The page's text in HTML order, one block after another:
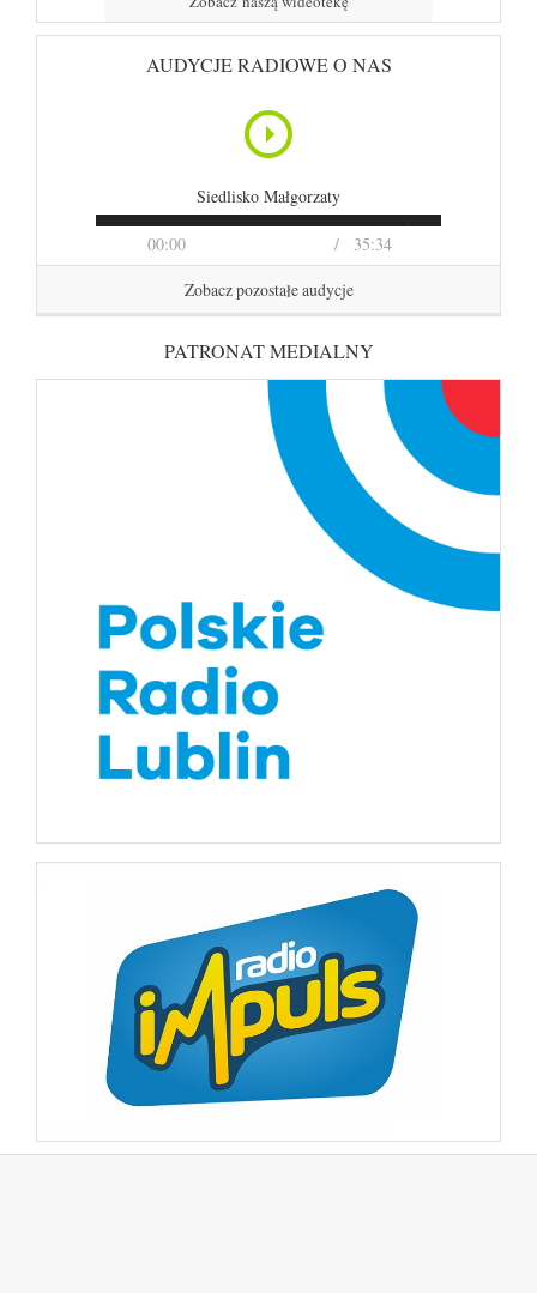
AUDYCJE RADIOWE O NAS
00:00 35:34
Siedlisko Małgorzaty
Zobacz pozostałe audycje
PATRONAT MEDIALNY